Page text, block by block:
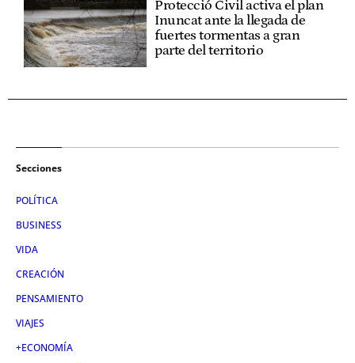
Protecció Civil activa el plan
Inuncat ante la llegada de
fuertes tormentas a gran
parte del territorio
Secciones
POLÍTICA
BUSINESS
VIDA
CREACIÓN
PENSAMIENTO
VIAJES
+ECONOMÍA